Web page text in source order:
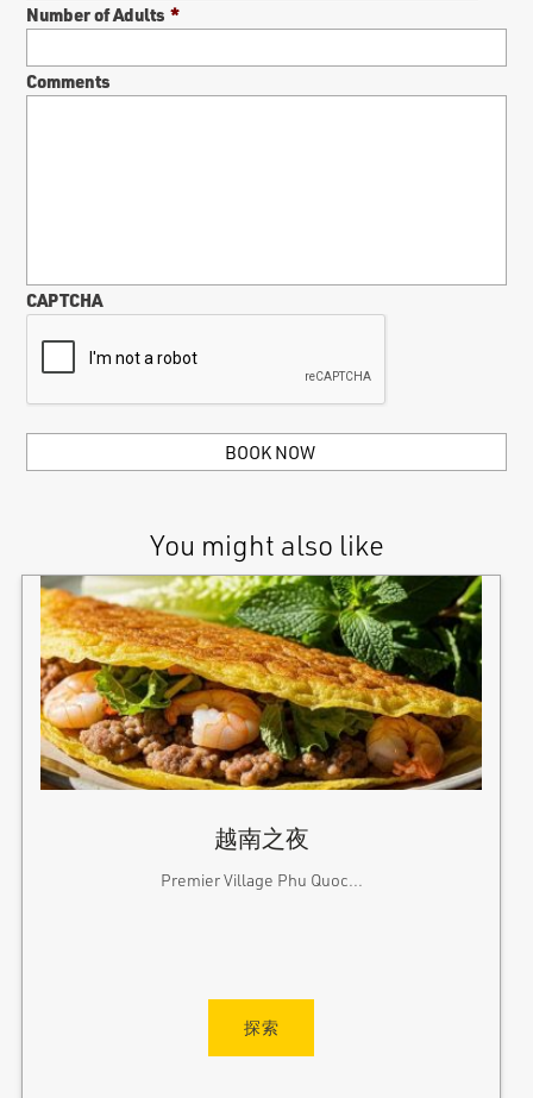
Number of Adults *
Comments
CAPTCHA
You might also like
越南之夜
Premier Village Phu Quoc...
探索